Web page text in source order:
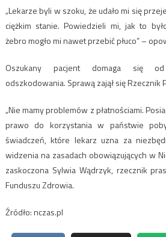
„Lekarze byli w szoku, że udało mi się
ciężkim stanie. Powiedzieli mi, jak to
żebro mogło mi nawet przebić płuco” –
Oszukany pacjent domaga się od
odszkodowania. Sprawą zajął się Rzecznik
„Nie mamy problemów z płatnościami.
prawo do korzystania w państwie
świadczeń, które lekarz uzna za
widzenia na zasadach obowiązujących w
zaskoczona Sylwia Wądrzyk, rzecznik
Funduszu Zdrowia.
Źródło: nczas.pl